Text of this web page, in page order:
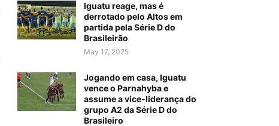
Iguatu reage, mas é
derrotado pelo Altos em
partida pela Série D do
Brasileirão
May 17, 2025
Jogando em casa, Iguatu
vence o Parnahyba e
assume a vice-liderança do
grupo A2 da Série D do
Brasileiro